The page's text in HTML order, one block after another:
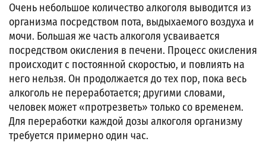
Очень небольшое количество алкоголя выводится из
организма посредством пота, выдыхаемого воздуха и
мочи. Большая же часть алкоголя усваивается
посредством окисления в печени. Процесс окисления
происходит с постоянной скоростью, и повлиять на
него нельзя. Он продолжается до тех пор, пока весь
алкоголь не переработается; другими словами,
человек может «протрезветь» только со временем.
Для переработки каждой дозы алкоголя организму
требуется примерно один час.